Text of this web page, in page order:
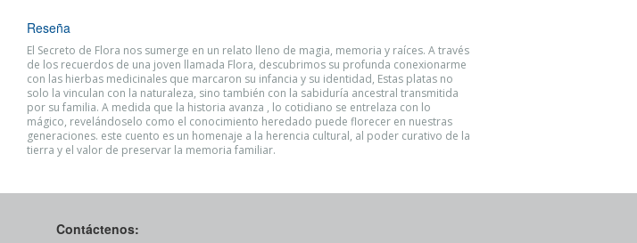
Reseña
El Secreto de Flora nos sumerge en un relato lleno de magia, memoria y raíces. A través
de los recuerdos de una joven llamada Flora, descubrimos su profunda conexionarme
con las hierbas medicinales que marcaron su infancia y su identidad, Estas platas no
solo la vinculan con la naturaleza, sino también con la sabiduría ancestral transmitida
por su familia. A medida que la historia avanza , lo cotidiano se entrelaza con lo
mágico, revelándoselo como el conocimiento heredado puede florecer en nuestras
generaciones. este cuento es un homenaje a la herencia cultural, al poder curativo de la
tierra y el valor de preservar la memoria familiar.
Contáctenos: